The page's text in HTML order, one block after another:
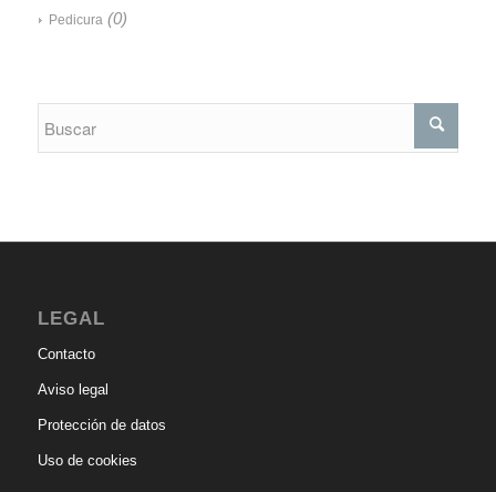
Pedicura (0)
LEGAL
Contacto
Aviso legal
Protección de datos
Uso de cookies